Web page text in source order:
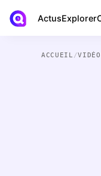
ActusExplorer
ACCUEIL /